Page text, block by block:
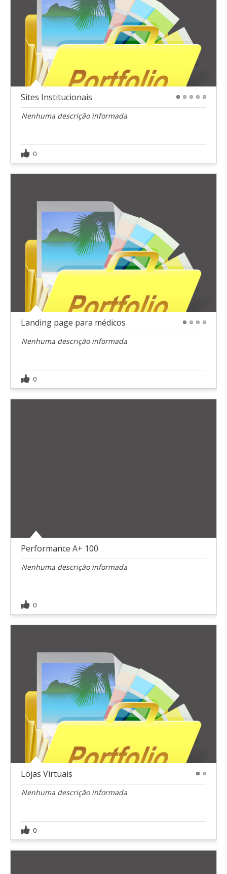
Sites Institucionais
Nenhuma descrição informada
0
Landing page para médicos
Nenhuma descrição informada
0
Performance A+ 100
Nenhuma descrição informada
0
Lojas Virtuais
Nenhuma descrição informada
0